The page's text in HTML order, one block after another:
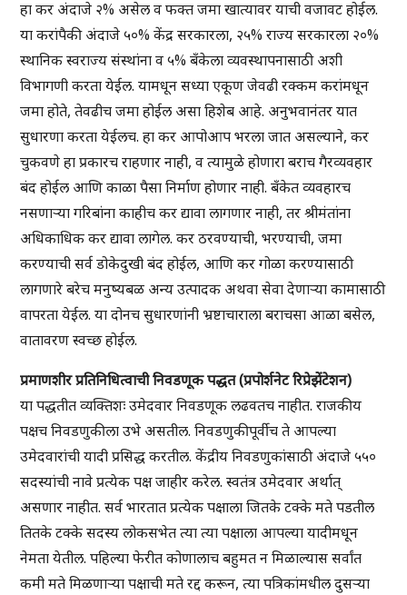
हा कर अंदाजे २% असेल व फक्त जमा खात्यावर याची वजावट होईल.
या करांपैकी अंदाजे ५०% केंद्र सरकारला, २५% राज्य सरकारला २०%
स्थानिक स्वराज्य संस्थांना व ५% बँकेला व्यवस्थापनासाठी अशी
विभागणी करता येईल. यामधून सध्या एकूण जेवढी रक्कम करांमधून
जमा होते, तेवढीच जमा होईल असा हिशेब आहे. अनुभवानंतर यात
सुधारणा करता येईलच. हा कर आपोआप भरला जात असल्याने, कर
चुकवणे हा प्रकारच राहणार नाही, व त्यामुळे होणारा बराच गैरव्यवहार
बंद होईल आणि काळा पैसा निर्माण होणार नाही. बँकेत व्यवहारच
नसणाऱ्या गरिबांना काहीच कर द्यावा लागणार नाही, तर श्रीमंतांना
अधिकाधिक कर द्यावा लागेल. कर ठरवण्याची, भरण्याची, जमा
करण्याची सर्व डोकेदुखी बंद होईल, आणि कर गोळा करण्यासाठी
लागणारे बरेच मनुष्यबळ अन्य उत्पादक अथवा सेवा देणाऱ्या कामासाठी
वापरता येईल. या दोनच सुधारणांनी भ्रष्टाचाराला बराचसा आळा बसेल,
वातावरण स्वच्छ होईल.
प्रमाणशीर प्रतिनिधित्वाची निवडणूक पद्धत (प्रपोर्शनेट रिप्रेझेंटेशन)
या पद्धतीत व्यक्तिशः उमेदवार निवडणूक लढवतच नाहीत. राजकीय
पक्षच निवडणुकीला उभे असतील. निवडणुकीपूर्वीच ते आपल्या
उमेदवारांची यादी प्रसिद्ध करतील. केंद्रीय निवडणुकांसाठी अंदाजे ५५०
सदस्यांची नावे प्रत्येक पक्ष जाहीर करेल. स्वतंत्र उमेदवार अर्थात्
असणार नाहीत. सर्व भारतात प्रत्येक पक्षाला जितके टक्के मते पडतील
तितके टक्के सदस्य लोकसभेत त्या त्या पक्षाला आपल्या यादीमधून
नेमता येतील. पहिल्या फेरीत कोणालाच बहुमत न मिळाल्यास सर्वांत
कमी मते मिळणाऱ्या पक्षाची मते रद्द करून, त्या पत्रिकांमधील दुसऱ्या